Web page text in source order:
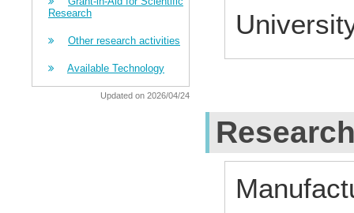
Research
Other research activities
Available Technology
Updated on 2026/04/24